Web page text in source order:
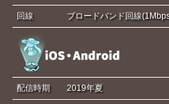
回線 ブロードバンド回線
配信時期 2019年夏